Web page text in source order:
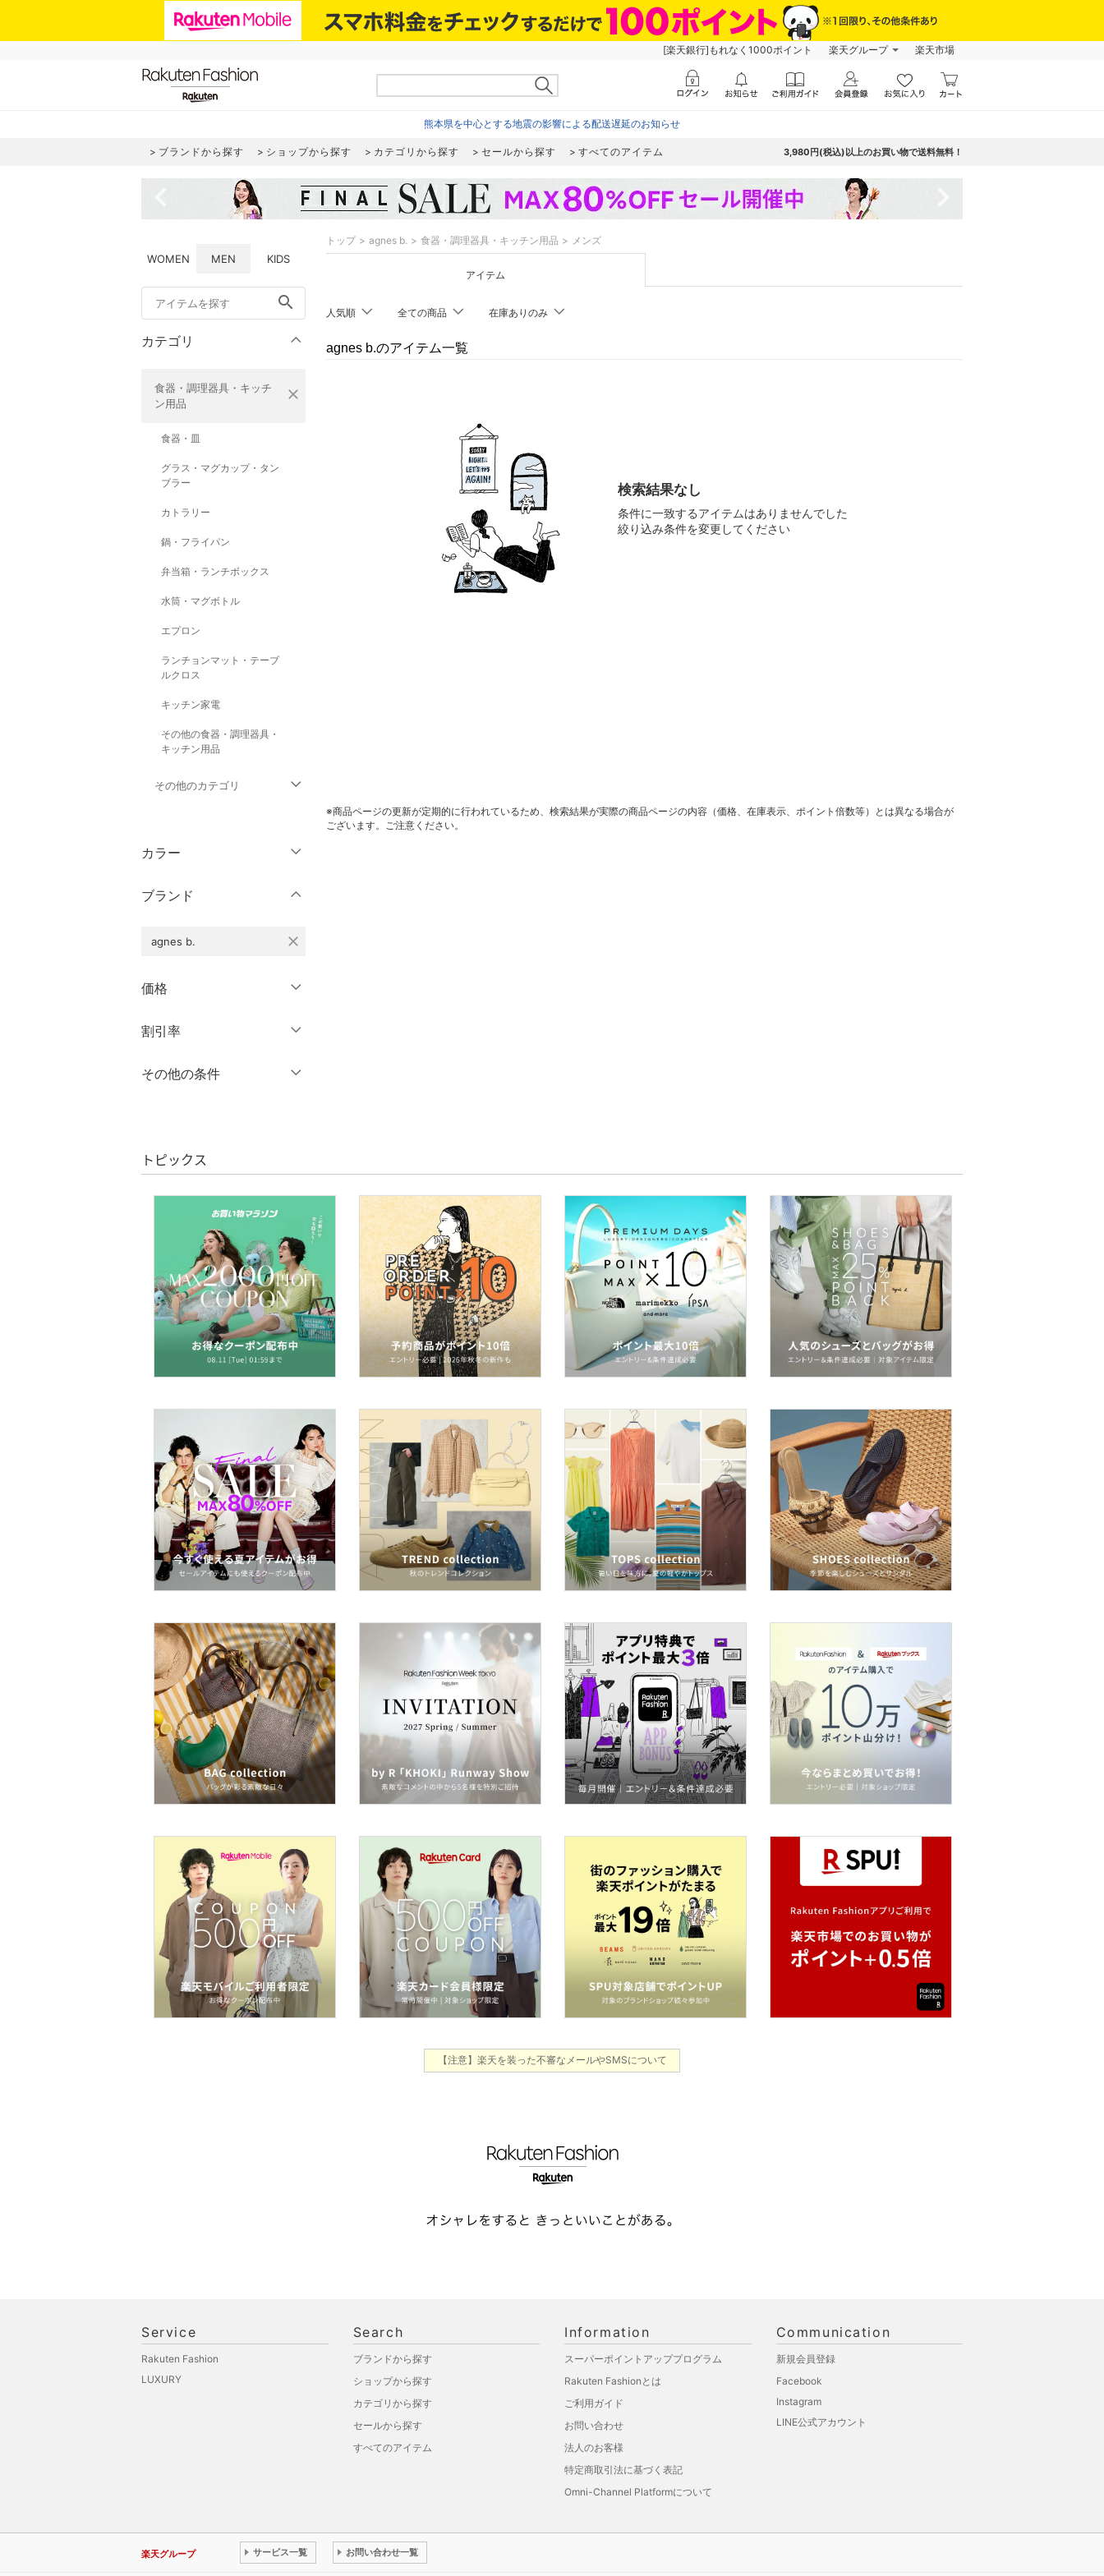
[楽天銀行]もれなく1000ポイント 楽天グループ 楽天市場
熊本県を中心とする地震の影響による配送遅延のお知らせ
ブランドから探す ショップから探す カテゴリから探す セールから探す すべてのアイテム 3,980円(税込)以上のお買い物で送料無料！
WOMEN MEN KIDS
search
カテゴリ
食器・調理器具・キッチ
ン用品
close
食器・皿
グラス・マグカップ・タン
ブラー
カトラリー
鍋・フライパン
弁当箱・ランチボックス
水筒・マグボトル
エプロン
ランチョンマット・テーブ
ルクロス
キッチン家電
その他の食器・調理器具・
キッチン用品
その他のカテゴリ
パンツ
オールインワン・オーバ
バッグ
シューズ・靴
インナー・ルームウェア
財布・ポーチ・ケース
ヘアアクセサリー
スーツ・フォーマル
水着・スイムグッズ
スキンケア
ベースメイク
メイクアップ
ネイル
ア
ヘアケア
フレグランス
メイク道具・美容器具
コフレ・キット・セット
スマホグッズ・オーディ
オ機器
スポーツ・アウトドア用
品
文房具
ペット用品
カラー
クリア
ブランド
agnes b. close
価格
絞り込み
割引率
％OFF～ ％OFF
その他の条件
クリア 絞り込み
トップ agnes b. 食器・調理器具・キッチン用品 メンズ
アイテム
人気順 全ての商品 在庫ありのみ
agnes b.のアイテム一覧
検索結果なし
条件に一致するアイテムはありませんでした
絞り込み条件を変更してください
※商品ページの更新が定期的に行われているため、検索結果が実際の商品ページの内容（価格、在庫表示、ポイント倍数等）とは異なる場合が
ございます。ご注意ください。
トピックス
【注意】楽天を装った不審なメールやSMSについて
Service
Rakuten Fashion
LUXURY
Search
ブランドから探す
ショップから探す
カテゴリから探す
セールから探す
すべてのアイテム
Information
スーパーポイントアッププログラム
Rakuten Fashionとは
ご利用ガイド
お問い合わせ
法人のお客様
特定商取引法に基づく表記
Omni-Channel Platformについて
Communication
新規会員登録
Facebook
Instagram
LINE公式アカウント
楽天グループ サービス一覧 お問い合わせ一覧